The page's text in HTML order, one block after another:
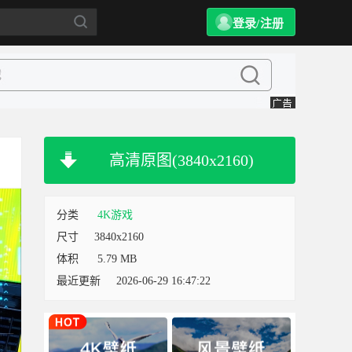
登录/注册
高清原图(3840x2160)
分类
4K游戏
尺寸
3840x2160
体积
5.79 MB
最近更新
2026-06-29 16:47:22